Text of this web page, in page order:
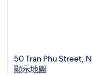
50 Tran Phu Street,
顯示地圖